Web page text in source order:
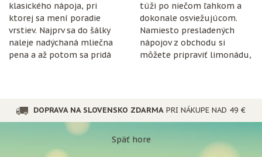
klasického nápoja, pri
ktorej sa mení poradie
vrstiev. Najprv sa do šálky
naleje nadýchaná mliečna
pena a až potom sa pridá
túži po niečom ľahkom a
dokonale osviežujúcom.
Namiesto presladených
nápojov z obchodu si
môžete pripraviť limonádu,
DOPRAVA NA SLOVENSKO ZDARMA PRI NÁKUPE NAD 49 €
Späť hore